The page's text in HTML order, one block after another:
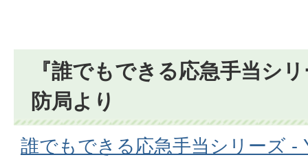
『誰でもできる応急手当シ
防局より
誰でもできる応急手当シリーズ -